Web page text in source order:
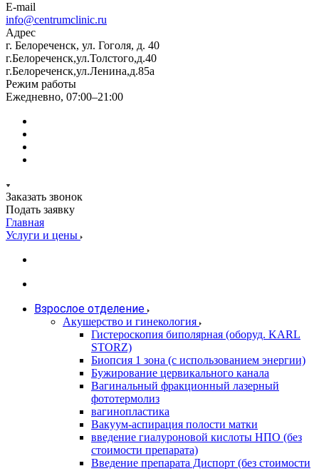
E-mail
info@centrumclinic.ru
Адрес
г. Белореченск, ул. Гоголя, д. 40
г.Белореченск,ул.Толстого,д.40
г.Белореченск,ул.Ленина,д.85а
Режим работы
Ежедневно, 07:00–21:00
Заказать звонок
Подать заявку
Главная
Услуги и цены
Взрослое отделение
Акушерство и гинекология
Гистероскопия биполярная (оборуд. KARL
STORZ)
Биопсия 1 зона (с использованием энергии)
Бужирование цервикального канала
Вагинальный фракционный лазерный
фототермолиз
вагинопластика
Вакуум-аспирация полости матки
введение гиалуроновой кислоты НПО (без
стоимости препарата)
Введение препарата Диспорт (без стоимости